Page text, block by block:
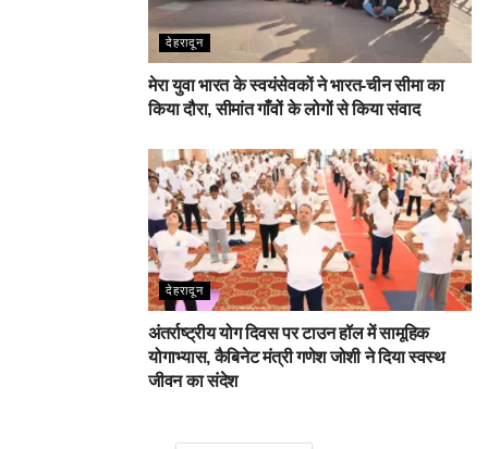
देहरादून
मेरा युवा भारत के स्वयंसेवकों ने भारत-चीन सीमा का
किया दौरा, सीमांत गाँवों के लोगों से किया संवाद
देहरादून
अंतर्राष्ट्रीय योग दिवस पर टाउन हॉल में सामूहिक
योगाभ्यास, कैबिनेट मंत्री गणेश जोशी ने दिया स्वस्थ
जीवन का संदेश